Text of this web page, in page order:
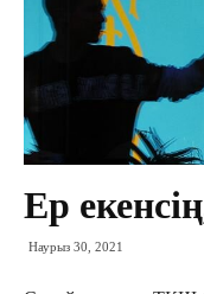
Ер
Наурыз 30, 2021